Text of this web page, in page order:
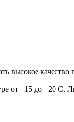
высокое качество
от +15 до +20 С.